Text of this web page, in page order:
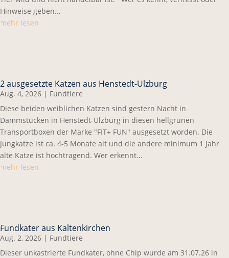
Hinweise geben...
mehr lesen
2 ausgesetzte Katzen aus Henstedt-Ulzburg
Aug. 4, 2026 | Fundtiere
Diese beiden weiblichen Katzen sind gestern Nacht in
Dammstücken in Henstedt-Ulzburg in diesen hellgrünen
Transportboxen der Marke "FIT+ FUN" ausgesetzt worden. Die
Jungkatze ist ca. 4-5 Monate alt und die andere minimum 1 Jahr
alte Katze ist hochtragend. Wer erkennt...
mehr lesen
Fundkater aus Kaltenkirchen
Aug. 2, 2026 | Fundtiere
Dieser unkastrierte Fundkater, ohne Chip wurde am 31.07.26 in